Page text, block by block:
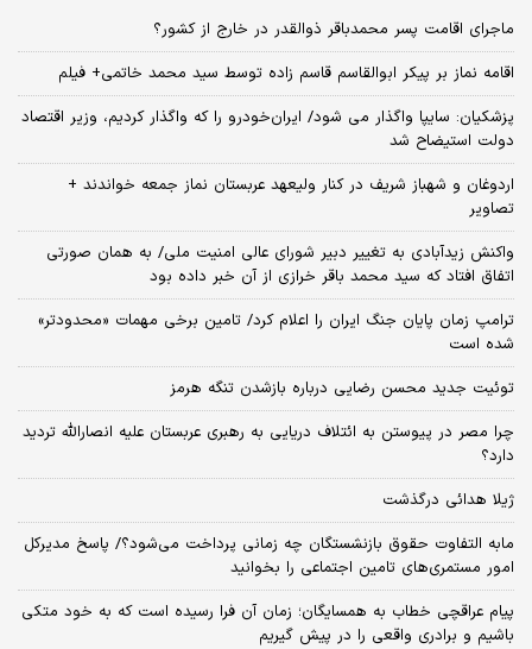
ماجرای اقامت پسر محمدباقر ذوالقدر در خارج از کشور؟
اقامه نماز بر پیکر ابوالقاسم قاسم زاده توسط سید محمد خاتمی+ فیلم
پزشکیان: سایپا واگذار می شود/ ایران‌خودرو را که واگذار کردیم، وزیر اقتصاد
دولت استیضاح شد
اردوغان و شهباز شریف در کنار ولیعهد عربستان نماز جمعه خواندند +
تصاویر
واکنش زیدآبادی به تغییر دبیر شورای عالی امنیت ملی/ به همان صورتی
اتفاق افتاد که سید محمد باقر خرازی از آن خبر داده بود
ترامپ زمان پایان جنگ ایران را اعلام کرد/ تامین برخی مهمات «محدودتر»
شده است
توئیت جدید محسن رضایی درباره بازشدن تنگه هرمز
چرا مصر در پیوستن به ائتلاف دریایی به رهبری عربستان علیه انصارالله تردید
دارد؟
ژیلا هدائی درگذشت
مابه التفاوت حقوق بازنشستگان چه زمانی پرداخت می‌شود؟/ پاسخ مدیرکل
امور مستمری‌های تامین اجتماعی را بخوانید
پیام عراقچی خطاب به همسایگان؛ زمان آن فرا رسیده است که به خود متکی
باشیم و برادری واقعی را در پیش گیریم